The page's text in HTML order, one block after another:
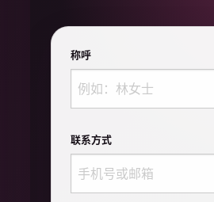
称呼
联系方式